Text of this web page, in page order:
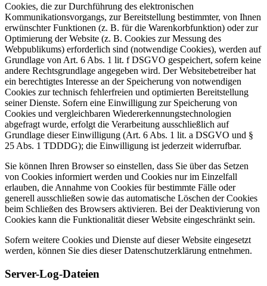
Cookies, die zur Durchführung des elektronischen
Kommunikationsvorgangs, zur Bereitstellung bestimmter, von Ihnen
erwünschter Funktionen (z. B. für die Warenkorbfunktion) oder zur
Optimierung der Website (z. B. Cookies zur Messung des
Webpublikums) erforderlich sind (notwendige Cookies), werden auf
Grundlage von Art. 6 Abs. 1 lit. f DSGVO gespeichert, sofern keine
andere Rechtsgrundlage angegeben wird. Der Websitebetreiber hat
ein berechtigtes Interesse an der Speicherung von notwendigen
Cookies zur technisch fehlerfreien und optimierten Bereitstellung
seiner Dienste. Sofern eine Einwilligung zur Speicherung von
Cookies und vergleichbaren Wiedererkennungstechnologien
abgefragt wurde, erfolgt die Verarbeitung ausschließlich auf
Grundlage dieser Einwilligung (Art. 6 Abs. 1 lit. a DSGVO und §
25 Abs. 1 TDDDG); die Einwilligung ist jederzeit widerrufbar.
Sie können Ihren Browser so einstellen, dass Sie über das Setzen
von Cookies informiert werden und Cookies nur im Einzelfall
erlauben, die Annahme von Cookies für bestimmte Fälle oder
generell ausschließen sowie das automatische Löschen der Cookies
beim Schließen des Browsers aktivieren. Bei der Deaktivierung von
Cookies kann die Funktionalität dieser Website eingeschränkt sein.
Sofern weitere Cookies und Dienste auf dieser Website eingesetzt
werden, können Sie dies dieser Datenschutzerklärung entnehmen.
Server-Log-Dateien